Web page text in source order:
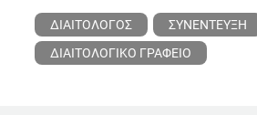
ΔΙΑΙΤΟΛΟΓΟΣ
ΣΥΝΕΝΤΕΥΞΗ
ΔΙΑΙΤΟΛΟΓΙΚΟ ΓΡΑΦΕΙΟ